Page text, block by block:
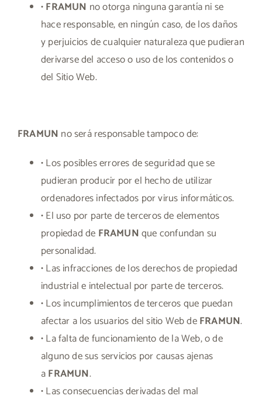
•FRAMUN no otorga ninguna garantía ni se
hace responsable, en ningún caso, de los daños
y perjuicios de cualquier naturaleza que pudieran
derivarse del acceso o uso de los contenidos o
del Sitio Web.
FRAMUN no será responsable tampoco de:
• Los posibles errores de seguridad que se
pudieran producir por el hecho de utilizar
ordenadores infectados por virus informáticos.
• El uso por parte de terceros de elementos
propiedad de FRAMUNque confundan su
personalidad.
• Las infracciones de los derechos de propiedad
industrial e intelectual por parte de terceros.
• Los incumplimientos de terceros que puedan
afectar a los usuarios del sitio Web deFRAMUN.
• La falta de funcionamiento de la Web, o de
alguno de sus servicios por causas ajenas
aFRAMUN.
• Las consecuencias derivadas del mal